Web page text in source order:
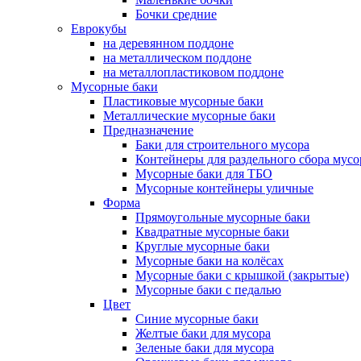
Бочки средние
Еврокубы
на деревянном поддоне
на металлическом поддоне
на металлопластиковом поддоне
Мусорные баки
Пластиковые мусорные баки
Металлические мусорные баки
Предназначение
Баки для строительного мусора
Контейнеры для раздельного сбора
Мусорные баки для ТБО
Мусорные контейнеры уличные
Форма
Прямоугольные мусорные баки
Квадратные мусорные баки
Круглые мусорные баки
Мусорные баки на колёсах
Мусорные баки с крышкой (закрытые)
Мусорные баки с педалью
Цвет
Синие мусорные баки
Желтые баки для мусора
Зеленые баки для мусора